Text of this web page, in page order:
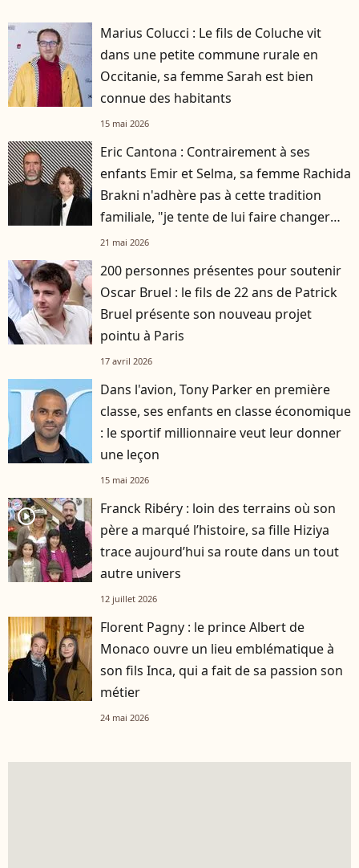
Marius Colucci : Le fils de Coluche vit
dans une petite commune rurale en
Occitanie, sa femme Sarah est bien
connue des habitants
15 mai 2026
Eric Cantona : Contrairement à ses
enfants Emir et Selma, sa femme Rachida
Brakni n'adhère pas à cette tradition
familiale, "je tente de lui faire changer
d'avis"
21 mai 2026
200 personnes présentes pour soutenir
Oscar Bruel : le fils de 22 ans de Patrick
Bruel présente son nouveau projet
pointu à Paris
17 avril 2026
Dans l'avion, Tony Parker en première
classe, ses enfants en classe économique
: le sportif millionnaire veut leur donner
une leçon
15 mai 2026
player2
Franck Ribéry : loin des terrains où son
père a marqué l’histoire, sa fille Hiziya
trace aujourd’hui sa route dans un tout
autre univers
12 juillet 2026
Florent Pagny : le prince Albert de
Monaco ouvre un lieu emblématique à
son fils Inca, qui a fait de sa passion son
métier
24 mai 2026